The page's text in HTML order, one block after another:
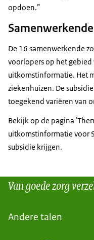
opdoen.”
De 16 samenwerkende
voorlopers op het gebied
uitkomstinformatie. Het
ziekenhuizen. De
toegekend variëren van
Bekijk op de pagina
uitkomstinformatie voor
subsidie krijgen.
Van goede zorg
Andere talen